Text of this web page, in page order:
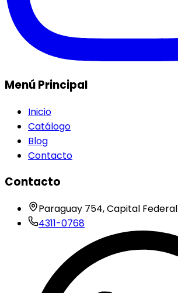
Menú Principal
Inicio
Catálogo
Blog
Contacto
Contacto
Paraguay 754, Capital Federal
4311-0768